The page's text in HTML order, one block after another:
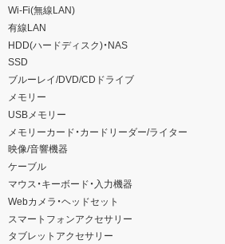
Wi-Fi(無線LAN)
有線LAN
HDD(ハードディスク)・NAS
SSD
ブルーレイ/DVD/CDドライブ
メモリー
USBメモリー
メモリーカード・カードリーダー/ライター
映像/音響機器
ケーブル
マウス・キーボード・入力機器
Webカメラ・ヘッドセット
スマートフォンアクセサリー
タブレットアクセサリー